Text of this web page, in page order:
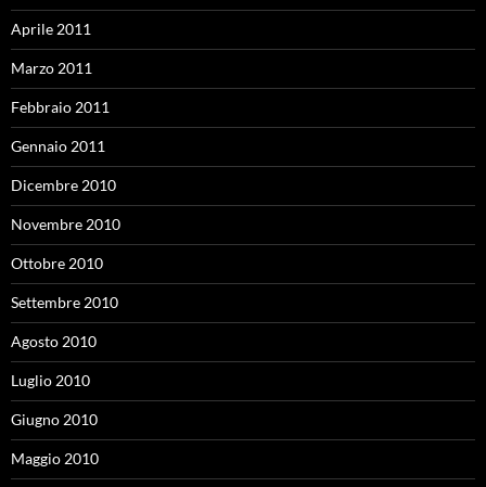
Aprile 2011
Marzo 2011
Febbraio 2011
Gennaio 2011
Dicembre 2010
Novembre 2010
Ottobre 2010
Settembre 2010
Agosto 2010
Luglio 2010
Giugno 2010
Maggio 2010